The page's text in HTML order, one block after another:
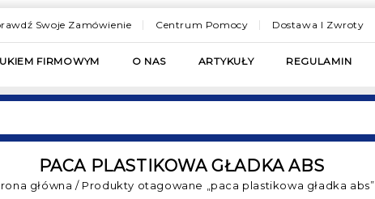
Swoje Zamówienie Centrum Pomocy Dostawa I Zwroty
FIRMOWYM O NAS ARTYKUŁY REGULAMIN
PACA PLASTIKOWA GŁADKA ABS
główna / Produkty otagowane „paca plastikowa gładka abs”